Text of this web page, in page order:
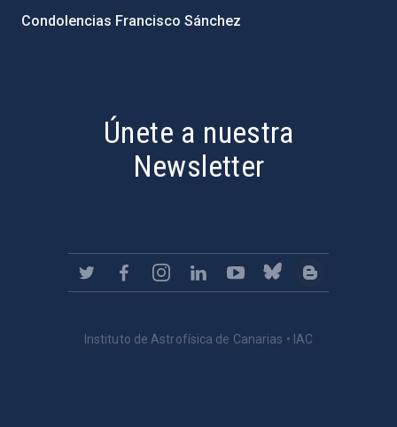
Condolencias Francisco Sánchez
Únete a nuestra
Newsletter
Instituto de Astrofísica de Canarias • IAC